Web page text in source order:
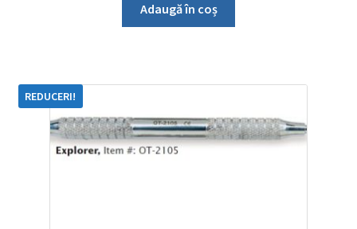
Adaugă în coș
REDUCERI!